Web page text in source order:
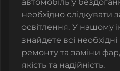
необхідно слідкувати
освітлення. У нашому
знайдете всі
ремонту та заміни
якість та надійність.